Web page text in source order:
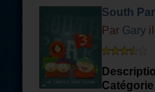
South
Par Gary
Catégorie